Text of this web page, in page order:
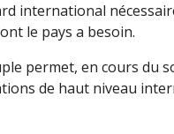
international
le pays a besoin.
permet, en cours du
de haut niveau